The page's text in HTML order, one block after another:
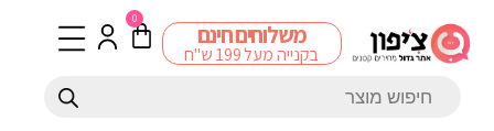
משלוחים חינם
בקנייה מעל 199 ש"ח
0